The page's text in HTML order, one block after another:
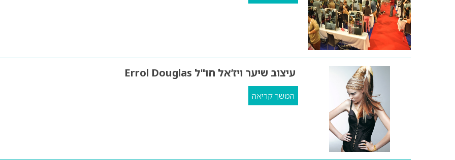
עיצוב שיער ויז’אל חו"ל Errol Douglas
המשך קריאה